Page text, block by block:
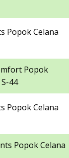
Popok Celana
Popok
44
Popok Celana
Popok Celana